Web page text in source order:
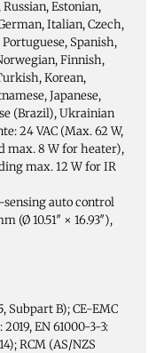
Estonian,
Italian, Czech,
Spanish,
Finnish,
Korean,
Japanese,
(Brazil), Ukrainian
24 VAC (Max. 62 W,
max. 8 W for heater),
max. 12 W for IR
sensing auto control
(Ø 10.51″ × 16.93″),
Subpart B); CE-EMC
EN 61000-3-3:
RCM (AS/NZS